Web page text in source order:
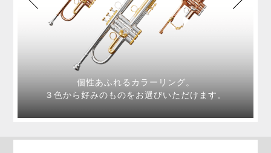
個性あふれるカラーリング。
３色から好みのものをお選びいただけます。